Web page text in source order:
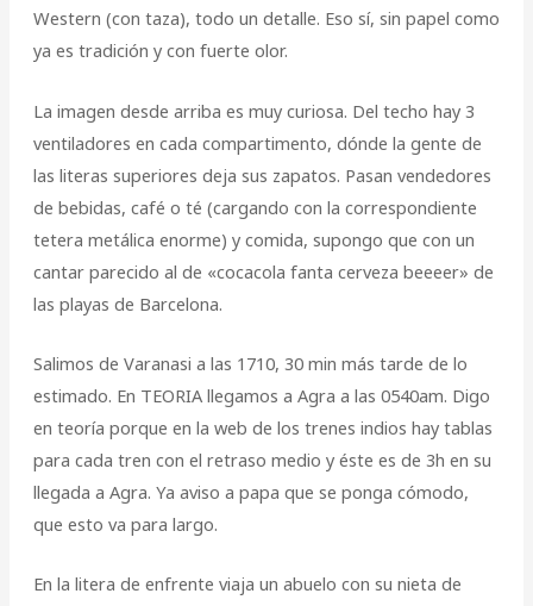
Western (con taza), todo un detalle. Eso sí, sin papel como
ya es tradición y con fuerte olor.
La imagen desde arriba es muy curiosa. Del techo hay 3
ventiladores en cada compartimento, dónde la gente de
las literas superiores deja sus zapatos. Pasan vendedores
de bebidas, café o té (cargando con la correspondiente
tetera metálica enorme) y comida, supongo que con un
cantar parecido al de «cocacola fanta cerveza beeeer» de
las playas de Barcelona.
Salimos de Varanasi a las 1710, 30 min más tarde de lo
estimado. En TEORIA llegamos a Agra a las 0540am. Digo
en teoría porque en la web de los trenes indios hay tablas
para cada tren con el retraso medio y éste es de 3h en su
llegada a Agra. Ya aviso a papa que se ponga cómodo,
que esto va para largo.
En la litera de enfrente viaja un abuelo con su nieta de